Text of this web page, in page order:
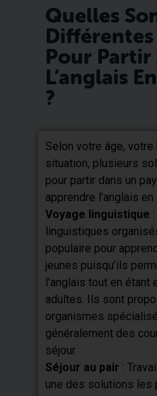
Quelles
Pour
L’anglais
?
Selon votre âge,
situation, plusieurs
pour partir dans un
apprendre l’anglais
Voyage linguistique
linguistiques
populaire pour
jeunes puisqu’ils
l’anglais tout en étant
adultes. Ils sont
organismes
généralement des
séjour.
Séjour au pair :
une des solutions les